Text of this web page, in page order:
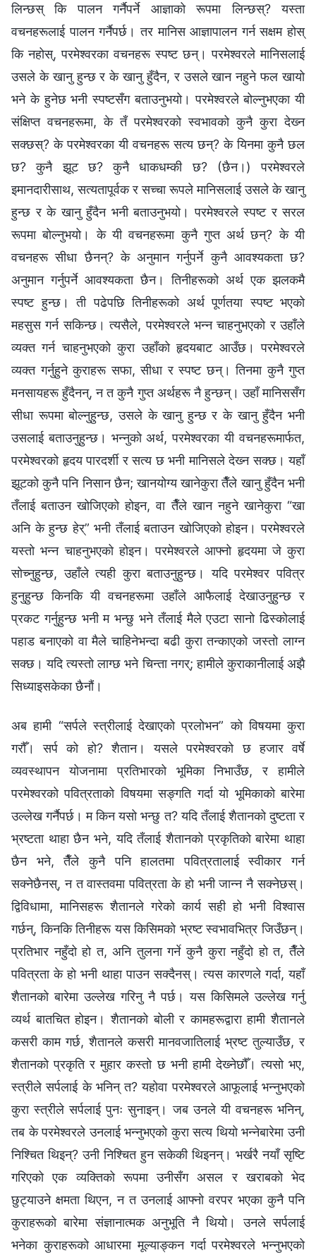
लिन्छस् कि पालन गर्नैपर्ने आज्ञाको रूपमा लिन्छस्? यस्ता
वचनहरूलाई पालन गर्नैपर्छ। तर मानिस आज्ञापालन गर्न सक्षम होस्
कि नहोस्, परमेश्‍वरका वचनहरू स्पष्‍ट छन्। परमेश्‍वरले मानिसलाई
उसले के खानु हुन्छ र के खानु हुँदैन, र उसले खान नहुने फल खायो
भने के हुनेछ भनी स्पष्‍टसँग बताउनुभयो। परमेश्‍वरले बोल्‍नुभएका यी
संक्षिप्‍त वचनहरूमा, के तँ परमेश्‍वरको स्वभावको कुनै कुरा देख्‍न
सक्छस्? के परमेश्‍वरका यी वचनहरू सत्य छन्? के यिनमा कुनै छल
छ? कुनै झूट छ? कुनै धाकधम्की छ? (छैन।) परमेश्‍वरले
इमानदारीसाथ, सत्यतापूर्वक र सच्‍चा रूपले मानिसलाई उसले के खानु
हुन्छ र के खानु हुँदैन भनी बताउनुभयो। परमेश्‍वरले स्पष्‍ट र सरल
रूपमा बोल्‍नुभयो। के यी वचनहरूमा कुनै गुप्‍त अर्थ छन्? के यी
वचनहरू सीधा छैनन्? के अनुमान गर्नुपर्ने कुनै आवश्यकता छ?
अनुमान गर्नुपर्ने आवश्यकता छैन। तिनीहरूको अर्थ एक झलकमै
स्पष्‍ट हुन्छ। ती पढेपछि तिनीहरूको अर्थ पूर्णतया स्पष्‍ट भएको
महसुस गर्न सकिन्छ। त्यसैले, परमेश्‍वरले भन्‍न चाहनुभएको र उहाँले
व्यक्त गर्न चाहनुभएको कुरा उहाँको हृदयबाट आउँछ। परमेश्‍वरले
व्यक्त गर्नुहुने कुराहरू सफा, सीधा र स्पष्‍ट छन्। तिनमा कुनै गुप्‍त
मनसायहरू हुँदैनन्, न त कुनै गुप्त अर्थहरू नै हुन्छन्। उहाँ मानिससँग
सीधा रूपमा बोल्‍नुहुन्छ, उसले के खानु हुन्छ र के खानु हुँदैन भनी
उसलाई बताउनुहुन्छ। भन्‍नुको अर्थ, परमेश्‍वरका यी वचनहरूमार्फत,
परमेश्‍वरको हृदय पारदर्शी र सत्य छ भनी मानिसले देख्‍न सक्छ। यहाँ
झूटको कुनै पनि निसान छैन; खानयोग्य खानेकुरा तैँले खानु हुँदैन भनी
तँलाई बताउन खोजिएको होइन, वा तैँले खान नहुने खानेकुरा “खा
अनि के हुन्छ हेर्” भनी तँलाई बताउन खोजिएको होइन। परमेश्‍वरले
यस्तो भन्‍न चाहनुभएको होइन। परमेश्‍वरले आफ्नो हृदयमा जे कुरा
सोच्‍नुहुन्छ, उहाँले त्यही कुरा बताउनुहुन्छ। यदि परमेश्‍वर पवित्र
हुनुहुन्छ किनकि यी वचनहरूमा उहाँले आफैलाई देखाउनुहुन्छ र
प्रकट गर्नुहुन्छ भनी म भन्‍छु भने तँलाई मैले एउटा सानो ढिस्कोलाई
पहाड बनाएको वा मैले चाहिनेभन्दा बढी कुरा तन्काएको जस्तो लाग्‍न
सक्छ। यदि त्यस्तो लाग्छ भने चिन्‍ता नगर्; हामीले कुराकानीलाई अझै
सिध्याइसकेका छैनौं।
अब हामी “सर्पले स्‍त्रीलाई देखाएको प्रलोभन” को विषयमा कुरा
गरौँ। सर्प को हो? शैतान। यसले परमेश्‍वरको छ हजार वर्षे
व्यवस्थापन योजनामा प्रतिभारको भूमिका निभाउँछ, र हामीले
परमेश्‍वरको पवित्रताको विषयमा सङ्‍गति गर्दा यो भूमिकाको बारेमा
उल्लेख गर्नैपर्छ। म किन यसो भन्छु त? यदि तँलाई शैतानको दुष्‍टता र
भ्रष्‍टता थाहा छैन भने, यदि तँलाई शैतानको प्रकृतिको बारेमा थाहा
छैन भने, तैँले कुनै पनि हालतमा पवित्रतालाई स्वीकार गर्न
सक्‍नेछैनस्, न त वास्तवमा पवित्रता के हो भनी जान्‍न नै सक्‍नेछस्।
द्विविधामा, मानिसहरू शैतानले गरेको कार्य सही हो भनी विश्‍वास
गर्छन्, किनकि तिनीहरू यस किसिमको भ्रष्‍ट स्वभावभित्र जिउँछन्।
प्रतिभार नहुँदो हो त, अनि तुलना गर्ने कुनै कुरा नहुँदो हो त, तैँले
पवित्रता के हो भनी थाहा पाउन सक्दैनस्। त्यस कारणले गर्दा, यहाँ
शैतानको बारेमा उल्लेख गरिनु नै पर्छ। यस किसिमले उल्लेख गर्नु
व्यर्थ बातचित होइन। शैतानको बोली र कामहरूद्वारा हामी शैतानले
कसरी काम गर्छ, शैतानले कसरी मानवजातिलाई भ्रष्‍ट तुल्याउँछ, र
शैतानको प्रकृति र मुहार कस्तो छ भनी हामी देख्‍नेछौँ। त्यसो भए,
स्‍त्रीले सर्पलाई के भनिन् त? यहोवा परमेश्‍वरले आफूलाई भन्‍नुभएको
कुरा स्‍त्रीले सर्पलाई पुनः सुनाइन्। जब उनले यी वचनहरू भनिन्,
तब के परमेश्‍वरले उनलाई भन्‍नुभएको कुरा सत्य थियो भन्‍नेबारेमा उनी
निश्‍चित थिइन्? उनी निश्‍चित हुन सकेकी थिइनन्। भर्खरै नयाँ सृष्‍टि
गरिएको एक व्यक्तिको रूपमा उनीसँग असल र खराबको भेद
छुट्याउने क्षमता थिएन, न त उनलाई आफ्नो वरपर भएका कुनै पनि
कुराहरूको बारेमा संज्ञानात्मक अनुभूति नै थियो। उनले सर्पलाई
भनेका कुराहरूको आधारमा मूल्याङ्कन गर्दा परमेश्‍वरले भन्‍नुभएको